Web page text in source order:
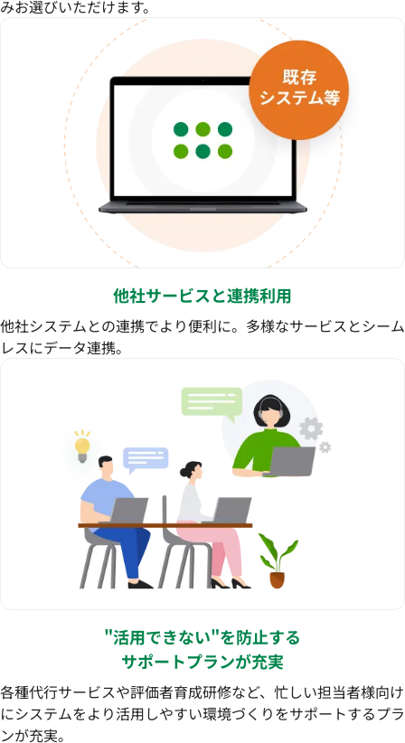
みお選びいただけます。
他社サービスと連携利用
他社システムとの連携でより便利に。多様なサービスとシーム
レスにデータ連携。
"活用できない"を防止する
サポートプランが充実
各種代行サービスや評価者育成研修など、忙しい担当者様向け
にシステムをより活用しやすい環境づくりをサポートするプラ
ンが充実。